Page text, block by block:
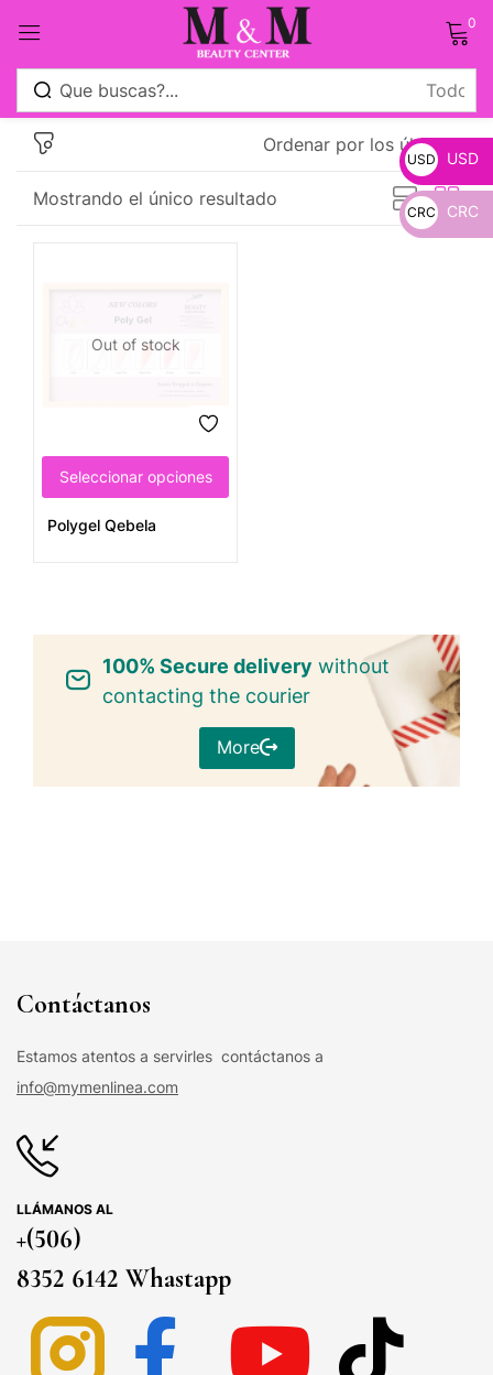
0
Mostrando el único resultado
Ordenar por los últimos
Out of stock
Seleccionar opciones
Polygel Qebela
100% Secure delivery without
contacting the courier
More
Contáctanos
Estamos atentos a servirles contáctanos a
info@mymenlinea.com
LLÁMANOS AL
+(506)
8352 6142 Whastapp
USD
_
USD
CRC CRC
Sign in